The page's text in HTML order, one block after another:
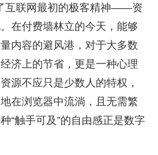
互联网最初的极客精神——资
在付费墙林立的今天，能够
内容的避风港，对于大多数
济上的节省，更是一种心理
源不应只是少数人的特权，
在浏览器中流淌，且无需繁
“触手可及”的自由感正是数字